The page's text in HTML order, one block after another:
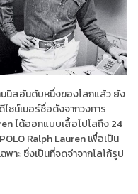
นิสอันดับหนึ่งของโลกแล้ว ยัง
ซน์เนอร์ชื่อดังจากวงการ
ได้ออกแบบเสื้อโปโลถึง 24
Ralph Lauren เพื่อเป็น
าะ ซึ่งเป็นที่จดจำจากโลโก้รูป